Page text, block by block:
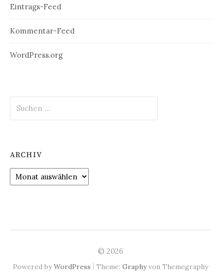
Eintrags-Feed
Kommentar-Feed
WordPress.org
nach:
ARCHIV
Archiv
© 2026
Powered byWordPress | Theme: Graphyvon Themegraphy